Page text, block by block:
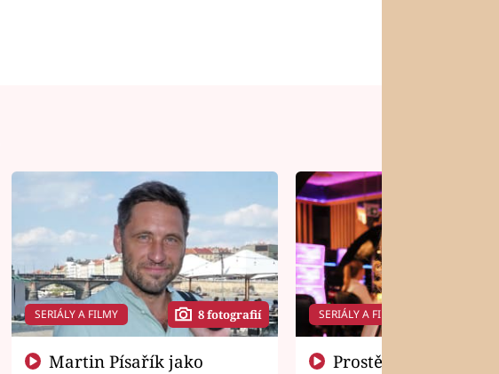
SERIÁLY A FILMY 8 fotografií SERIÁLY A FILMY